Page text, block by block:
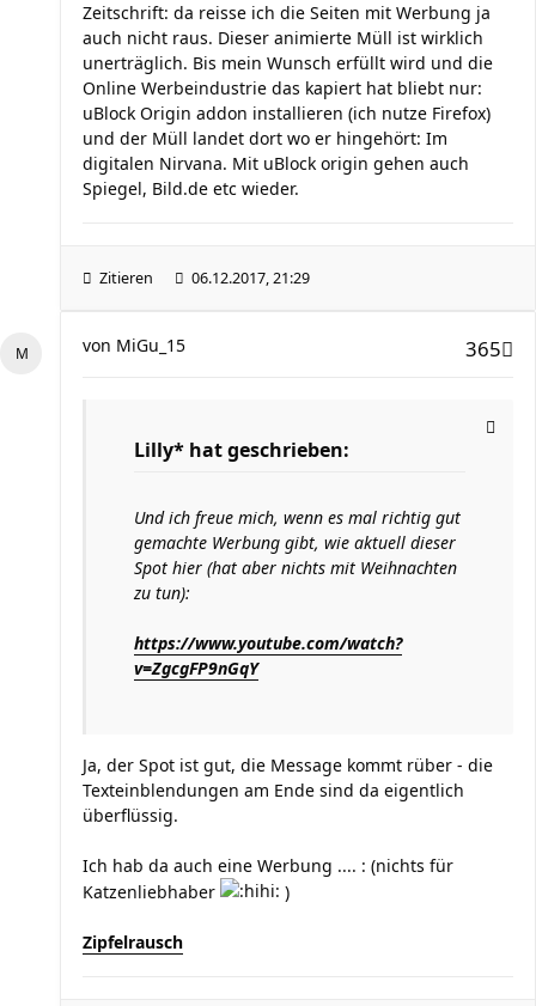
Zeitschrift: da reisse ich die Seiten mit Werbung ja
auch nicht raus. Dieser animierte Müll ist wirklich
unerträglich. Bis mein Wunsch erfüllt wird und die
Online Werbeindustrie das kapiert hat bliebt nur:
uBlock Origin addon installieren (ich nutze Firefox)
und der Müll landet dort wo er hingehört: Im
digitalen Nirvana. Mit uBlock origin gehen auch
Spiegel, Bild.de etc wieder.
Zitieren 06.12.2017, 21:29
365
von MiGu_15
Lilly* hat geschrieben:
Und ich freue mich, wenn es mal richtig gut
gemachte Werbung gibt, wie aktuell dieser
Spot hier (hat aber nichts mit Weihnachten
zu tun):
https://www.youtube.com/watch?
v=ZgcgFP9nGqY
Ja, der Spot ist gut, die Message kommt rüber - die
Texteinblendungen am Ende sind da eigentlich
überflüssig.
Ich hab da auch eine Werbung .... : (nichts für
Katzenliebhaber
)
Zipfelrausch